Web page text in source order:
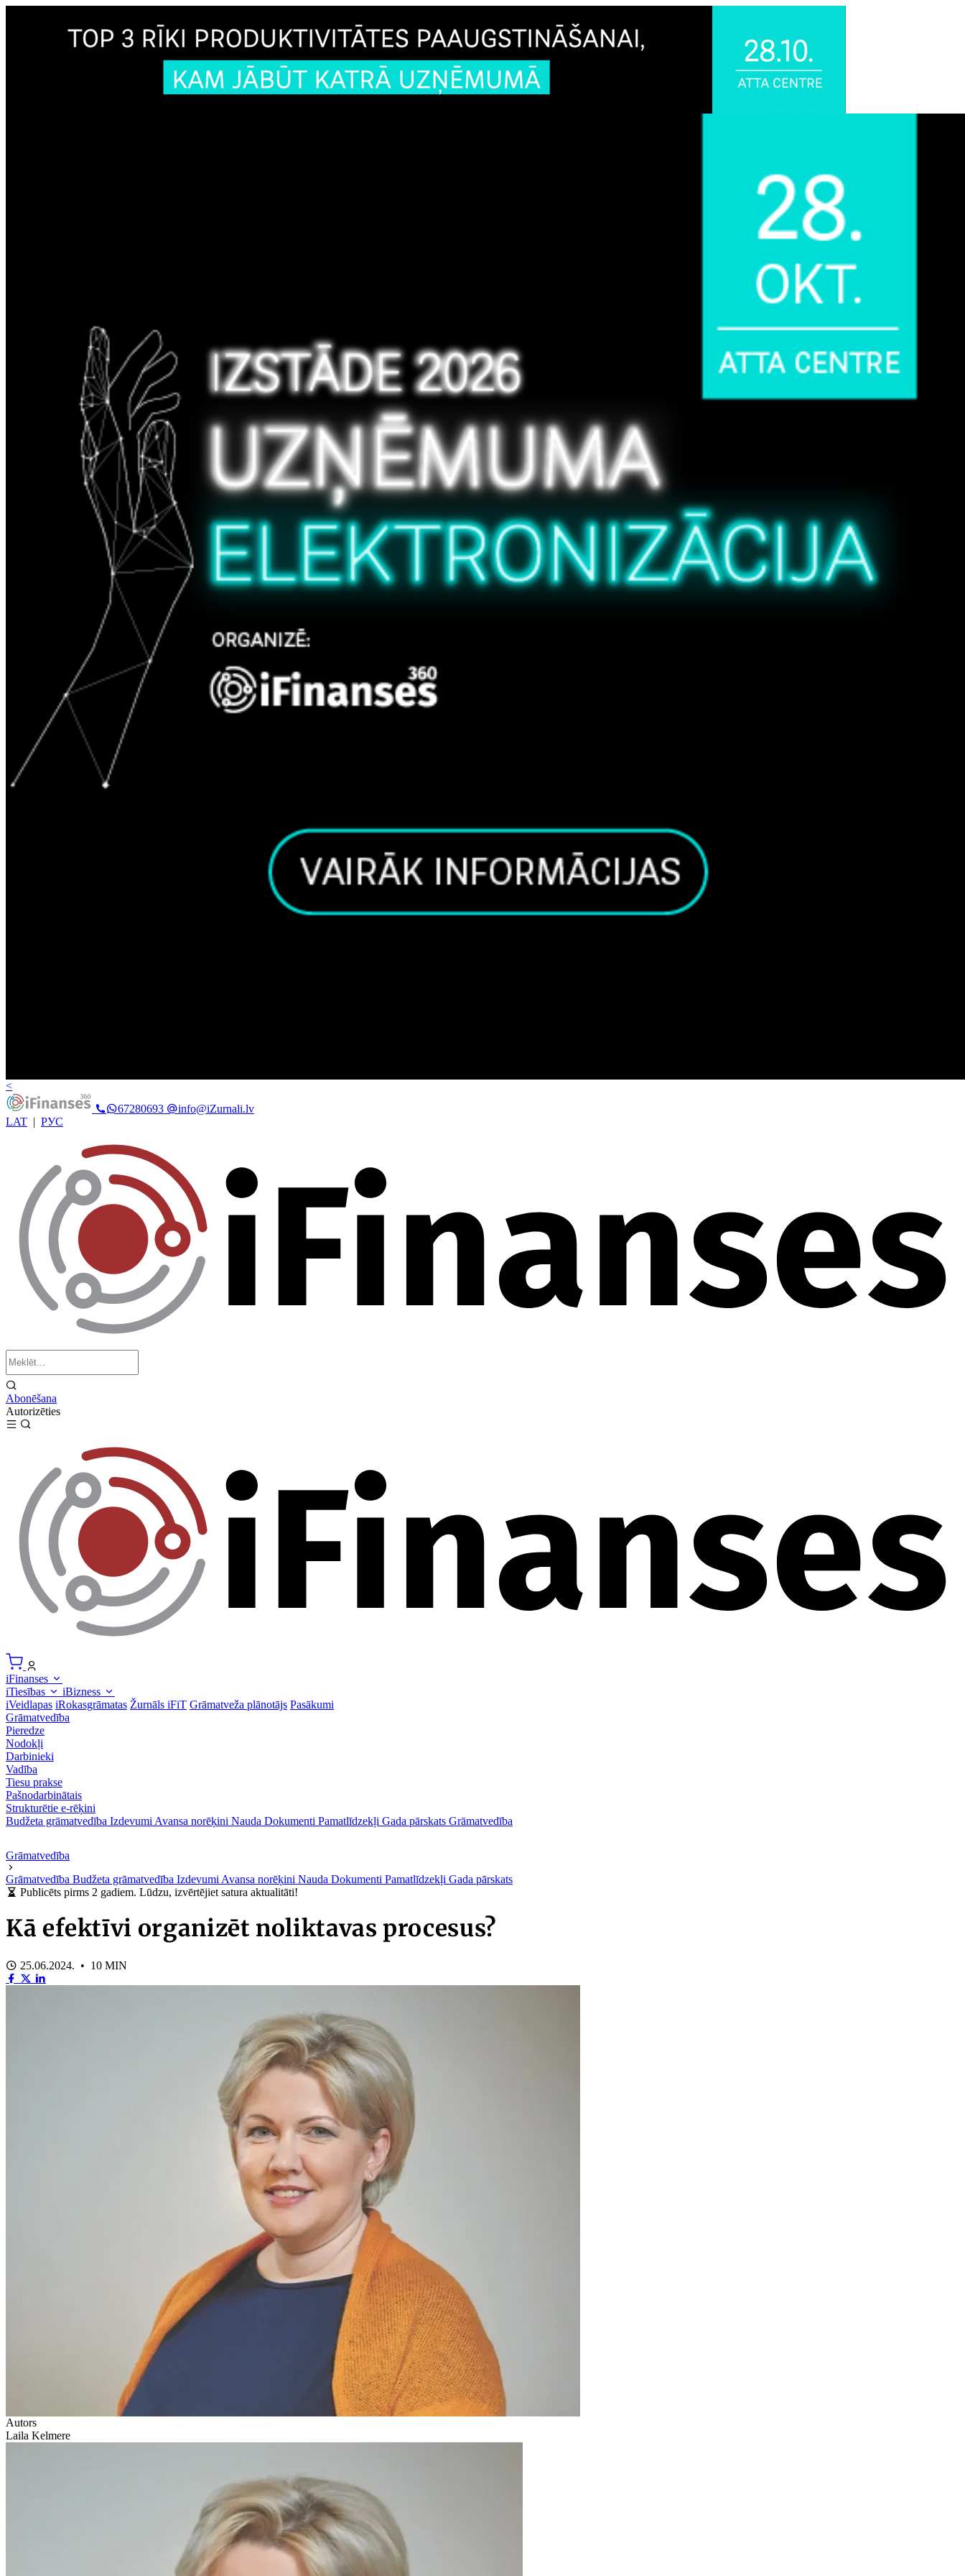
<
67280693
info@iZurnali.lv
LAT | РУС
Abonēšana
Autorizēties
iFinanses
iTiesības
iBizness
iVeidlapas iRokasgrāmatas Žurnāls iFiT Grāmatveža plānotājs Pasākumi
Grāmatvedība
Pieredze
Nodokļi
Darbinieki
Vadība
Tiesu prakse
Pašnodarbinātais
Strukturētie e-rēķini
Budžeta grāmatvedība Izdevumi Avansa norēķini Nauda Dokumenti Pamatlīdzekļi Gada pārskats Grāmatvedība
Grāmatvedība
Grāmatvedība Budžeta grāmatvedība Izdevumi Avansa norēķini Nauda Dokumenti Pamatlīdzekļi Gada pārskats
Publicēts pirms 2 gadiem. Lūdzu, izvērtējiet satura aktualitāti!
Kā efektīvi organizēt noliktavas procesus?
25.06.2024. • 10 MIN
Autors
Laila Kelmere